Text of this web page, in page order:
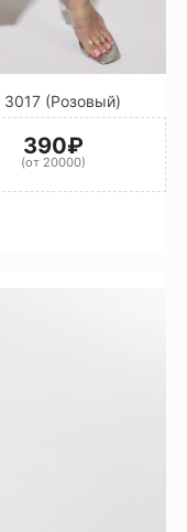
(Розовый)
390₽
(от 20000)